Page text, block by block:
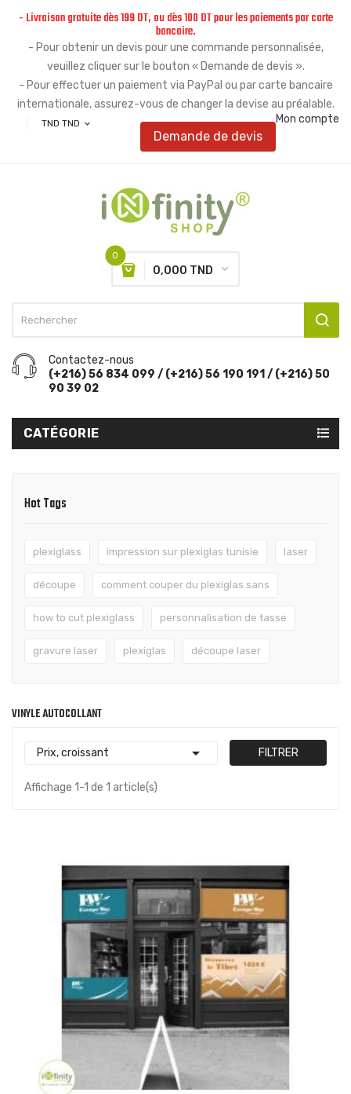
- Livraison gratuite dès 199 DT, ou dès 100 DT pour les paiements par carte
bancaire.
- Pour obtenir un devis pour une commande personnalisée,
veuillez cliquer sur le bouton « Demande de devis ».
- Pour effectuer un paiement via PayPal ou par carte bancaire
internationale, assurez-vous de changer la devise au préalable.
TND TND expand_more Mon compte
Demande de devis
0
0,000 TND
Contactez-nous
(+216) 56 834 099 / (+216) 56 190 191 / (+216) 50
90 39 02
CATÉGORIE
Hot Tags
plexiglass impression sur plexiglas tunisie laser
découpe comment couper du plexiglas sans
how to cut plexiglass personnalisation de tasse
gravure laser plexiglas découpe laser
VINYLE AUTOCOLLANT
Prix, croissant  FILTRER
Affichage 1-1 de 1 article(s)